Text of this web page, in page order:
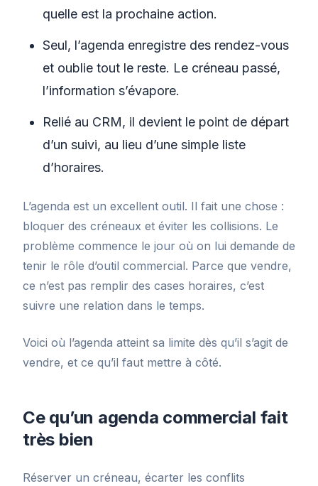
quelle est la prochaine action.
Seul, l’agenda enregistre des rendez-vous
et oublie tout le reste. Le créneau passé,
l’information s’évapore.
Relié au CRM, il devient le point de départ
d’un suivi, au lieu d’une simple liste
d’horaires.
L’agenda est un excellent outil. Il fait une chose :
bloquer des créneaux et éviter les collisions. Le
problème commence le jour où on lui demande de
tenir le rôle d’outil commercial. Parce que vendre,
ce n’est pas remplir des cases horaires, c’est
suivre une relation dans le temps.
Voici où l’agenda atteint sa limite dès qu’il s’agit de
vendre, et ce qu’il faut mettre à côté.
Ce qu’un agenda commercial fait
très bien
Réserver un créneau, écarter les conflits